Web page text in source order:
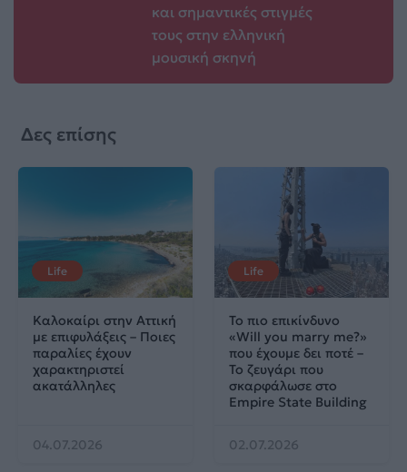
και σημαντικές στιγμές
τους στην ελληνική
μουσική σκηνή
Δες επίσης
Life
Καλοκαίρι στην Αττική
με επιφυλάξεις – Ποιες
παραλίες έχουν
χαρακτηριστεί
ακατάλληλες
04.07.2026
Life
Το πιο επικίνδυνο
«Will you marry me?»
που έχουμε δει ποτέ –
Το ζευγάρι που
σκαρφάλωσε στο
Empire State Building
02.07.2026